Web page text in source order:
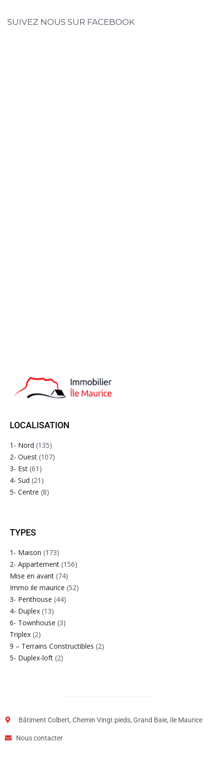
SUIVEZ NOUS SUR FACEBOOK
LOCALISATION
1- Nord (135)
2- Ouest (107)
3- Est (61)
4- Sud (21)
5- Centre (8)
TYPES
1- Maison (173)
2- Appartement (156)
Mise en avant (74)
Immo ile maurice (52)
3- Penthouse (44)
4- Duplex (13)
6- Townhouse (3)
Triplex (2)
9 – Terrains Constructibles (2)
5- Duplex-loft (2)
Bâtiment Colbert, Chemin Vingt pieds, Grand Baie, Ile Maurice
Nous contacter